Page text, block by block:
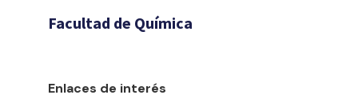
Facultad de Química
Enlaces de interés